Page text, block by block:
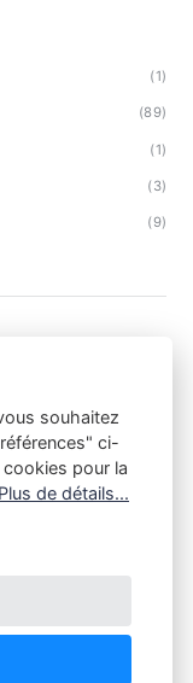
(1)
(89)
(1)
(3)
(9)
du Club Niépce-
Toute copie
qu'en soit la
souhaitez
ci-
pour la
Plus de détails...